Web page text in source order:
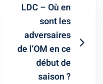
LDC – Où en
sont les
adversaires
de l’OM en ce
début de
saison ?